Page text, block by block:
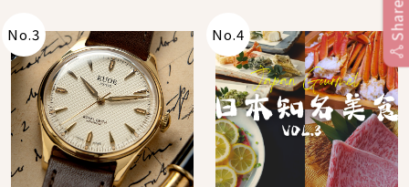
No.3 No.4 Share